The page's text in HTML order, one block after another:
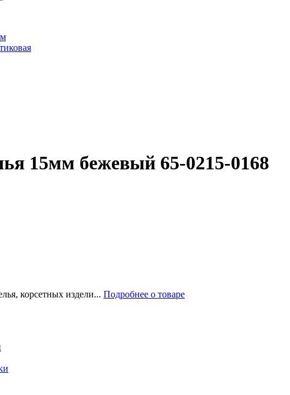
15мм бежевый 65-0215-0168
корсетных издели... Подробнее о товаре